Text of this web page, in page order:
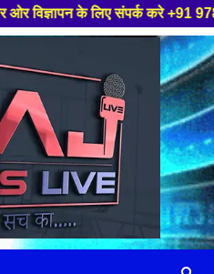
संपर्क करे +91 97826 56423